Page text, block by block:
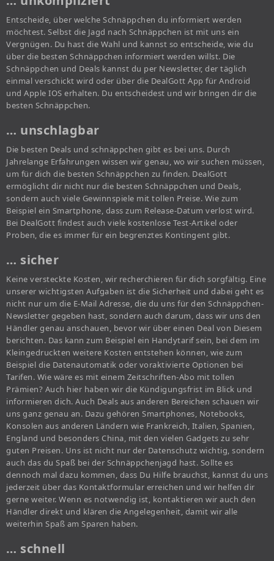
Entscheide, über welche Schnäppchen du informiert werden
möchtest. Selbst die Jagd nach Schnäppchen ist mit uns ein
Vergnügen. Du hast die Wahl und kannst so entscheide, wie du
über die besten Schnäppchen informiert werden willst. Die
Schnäppchen und Deals kannst du per Newsletter, der täglich
einmal verschickt wird oder über die DealGott App für Android
und Apple IOS erhalten. Du entscheidest und wir bringen dir die
besten Schnäppchen.
… unschlagbar
Die besten Deals und schnäppchen gibt es bei uns. Durch
Jahrelange Erfahrungen wissen wir genau, wo wir suchen müssen,
um für dich die besten Schnäppchen zu finden. DealGott
ermöglicht dir nicht nur die besten Schnäppchen und Deals,
sondern auch viele Gewinnspiele mit tollen Preise. Wie zum
Beispiel ein Smartphone, dass zum Release-Datum verlost wird.
Bei DealGott findest auch viele kostenlose Test-Artikel oder
Proben, die es immer für ein begrenztes Kontingent gibt.
… sicher
Keine versteckte Kosten, wir recherchieren für dich sorgfältig. Eine
unserer wichtigsten Aufgaben ist die Sicherheit und dabei geht es
nicht nur um die E-Mail Adresse, die du uns für den Schnäppchen-
Newsletter gegeben hast, sondern auch darum, dass wir uns den
Händler genau anschauen, bevor wir über einen Deal von Diesem
berichten. Das kann zum Beispiel ein Handytarif sein, bei dem im
Kleingedruckten weitere Kosten entstehen können, wie zum
Beispiel die Datenautomatik oder voraktivierte Optionen bei
Tarifen. Wie wäre es mit einem Zeitschriften-Abo mit tollen
Prämien? Auch hier haben wir die Kündigungsfrist im Blick und
informieren dich. Auch Deals aus anderen Bereichen schauen wir
uns ganz genau an. Dazu gehören Smartphones, Notebooks,
Konsolen aus anderen Ländern wie Frankreich, Italien, Spanien,
England und besonders China, mit den vielen Gadgets zu sehr
guten Preisen. Uns ist nicht nur der Datenschutz wichtig, sondern
auch das du Spaß bei der Schnäppchenjagd hast. Sollte es
dennoch mal dazu kommen, dass Du Hilfe brauchst, kannst du uns
jederzeit über das Kontaktformular erreichen und wir helfen dir
gerne weiter. Wenn es notwendig ist, kontaktieren wir auch den
Händler direkt und klären die Angelegenheit, damit wir alle
weiterhin Spaß am Sparen haben.
… schnell